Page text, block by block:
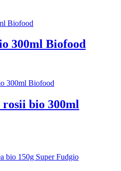
300ml Biofood
rosii bio 300ml